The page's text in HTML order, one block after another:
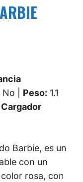
No | Peso: 1.1
Cargador
Barbie, es un
con un
rosa, con